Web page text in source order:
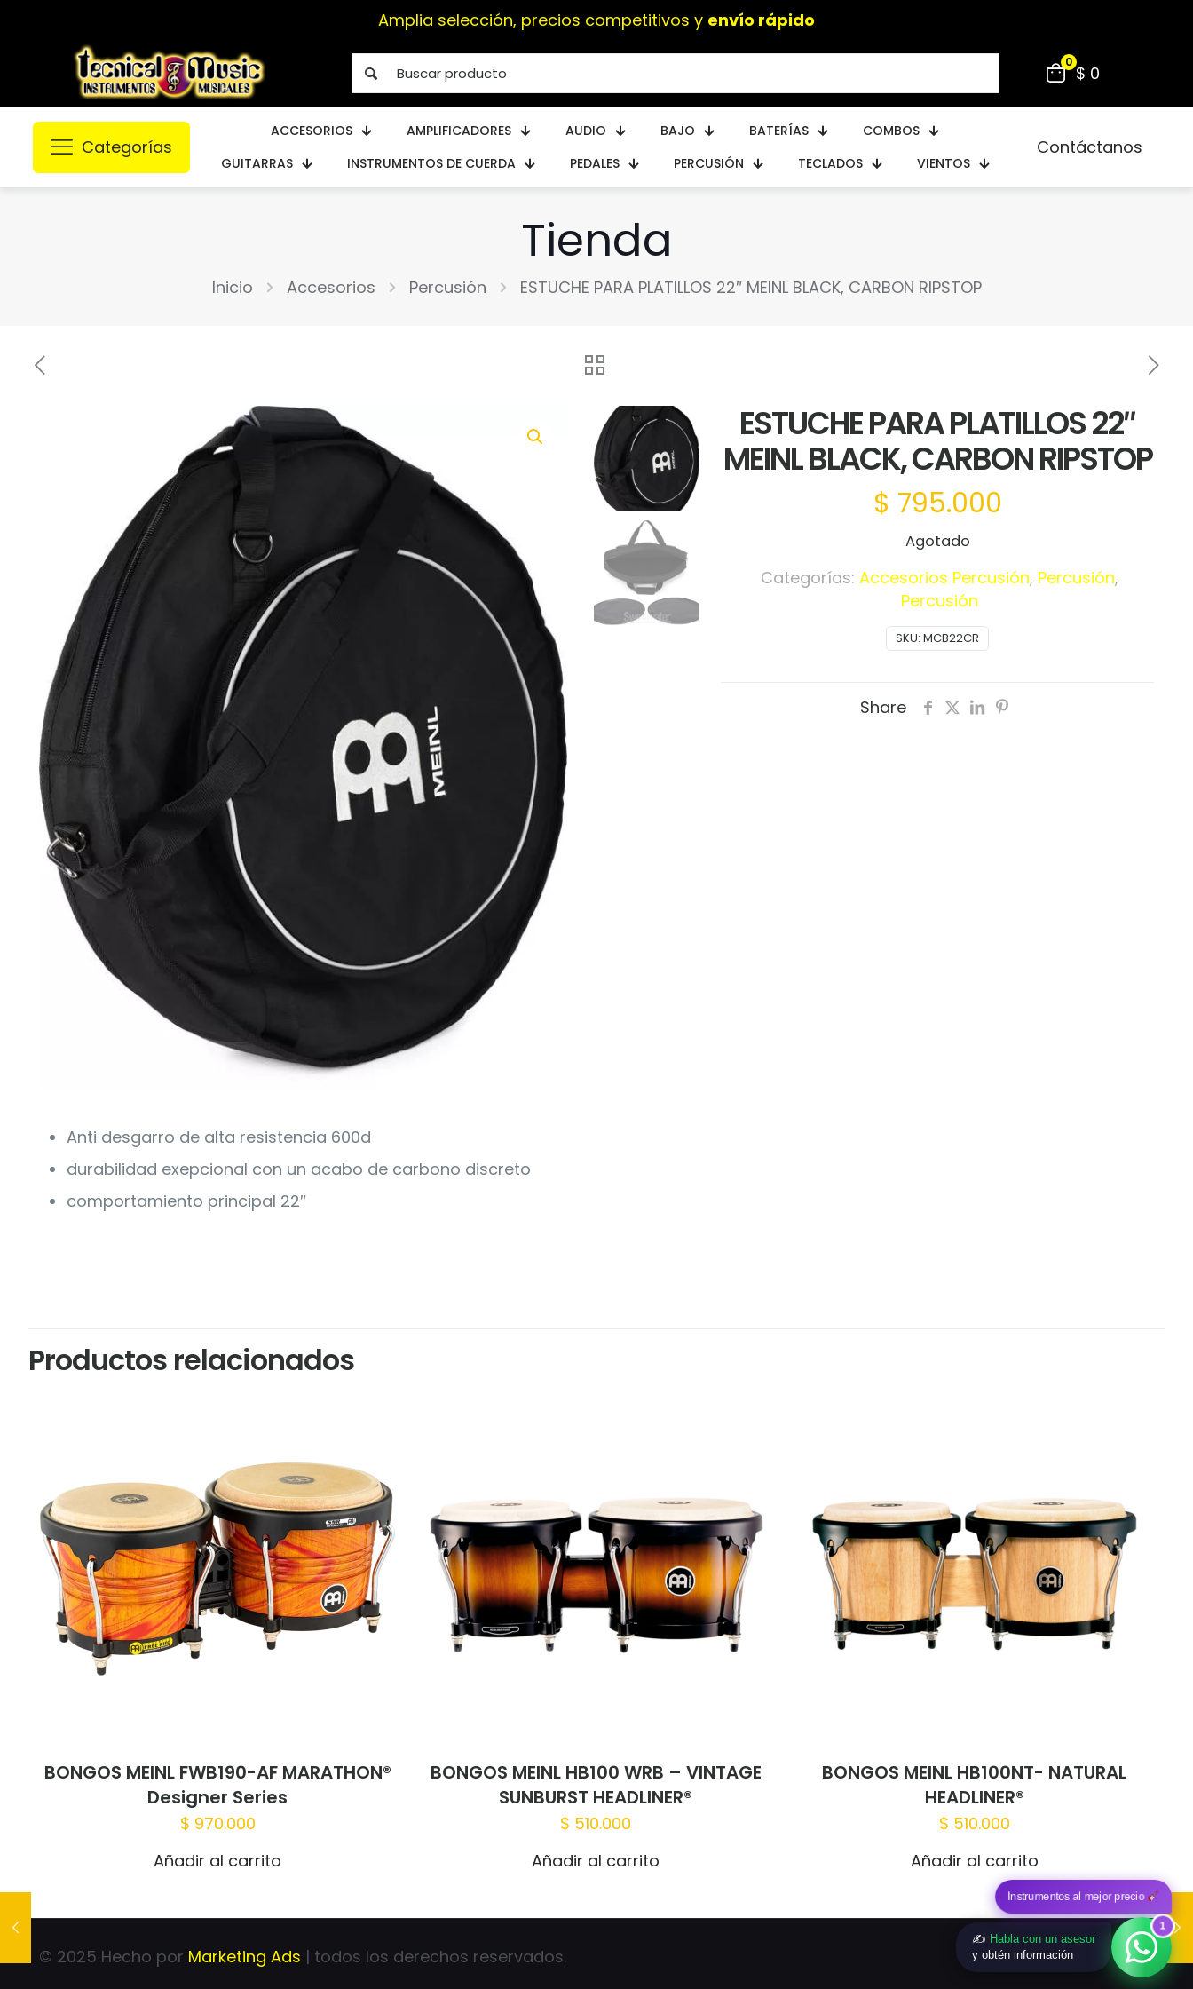
Amplia selección, precios competitivos y envío rápido
0 $ 0
Categorías
ACCESORIOS AMPLIFICADORES AUDIO BAJO BATERÍAS
COMBOS
GUITARRAS
INSTRUMENTOS DE CUERDA PEDALES PERCUSIÓN TECLADOS VIENTOS
Contáctanos
Tienda
Inicio Accesorios Percusión ESTUCHE PARA PLATILLOS 22″ MEINL BLACK, CARBON RIPSTOP
ESTUCHE PARA PLATILLOS 22″
MEINL BLACK, CARBON RIPSTOP
$ 795.000
Agotado
SKU: MCB22CR
Categorías: Accesorios Percusión, Percusión,
Percusión
Share
Anti desgarro de alta resistencia 600d
durabilidad exepcional con un acabo de carbono discreto
comportamiento principal 22″
Productos relacionados
BONGOS MEINL FWB190-AF MARATHON®
Designer Series
$ 970.000
Añadir al carrito
BONGOS MEINL HB100 WRB – VINTAGE
SUNBURST HEADLINER®
$ 510.000
Añadir al carrito
BONGOS MEINL HB100NT- NATURAL
HEADLINER®
$ 510.000
Añadir al carrito
Instrumentos al mejor precio
✍️ Habla con un asesor
y obtén información
1
© 2025 Hecho por Marketing Ads | todos los derechos reservados.